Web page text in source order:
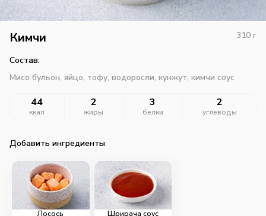
Кимчи 310 г
Состав:
Мисо бульон, яйцо, тофу, водоросли, кунжут, кимчи соус
44
ккал
2
жиры
3
белки
2
углеводы
Добавить ингредиенты
Лосось
Шрирача соус